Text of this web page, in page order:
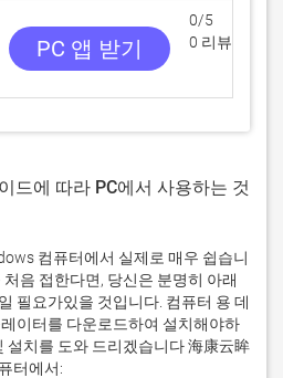
PC 앱 받기
0/5
0 리뷰
드에 따라 PC에서 사용하는 것
컴퓨터에서 실제로 매우 쉽습니
음 접한다면, 당신은 분명히 아래
필요가있을 것입니다. 컴퓨터 용 데
이터를 다운로드하여 설치해야하
설치를 도와 드리겠습니다 海康云眸
터에서: